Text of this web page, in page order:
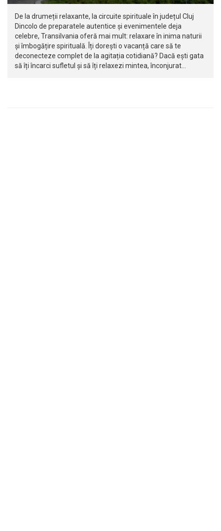
De la drumeții relaxante, la circuite spirituale în județul Cluj
Dincolo de preparatele autentice și evenimentele deja
celebre, Transilvania oferă mai mult: relaxare în inima naturii
și îmbogățire spirituală. Îți dorești o vacanță care să te
deconecteze complet de la agitația cotidiană? Dacă ești gata
să îți încarci sufletul și să îți relaxezi mintea, înconjurat…